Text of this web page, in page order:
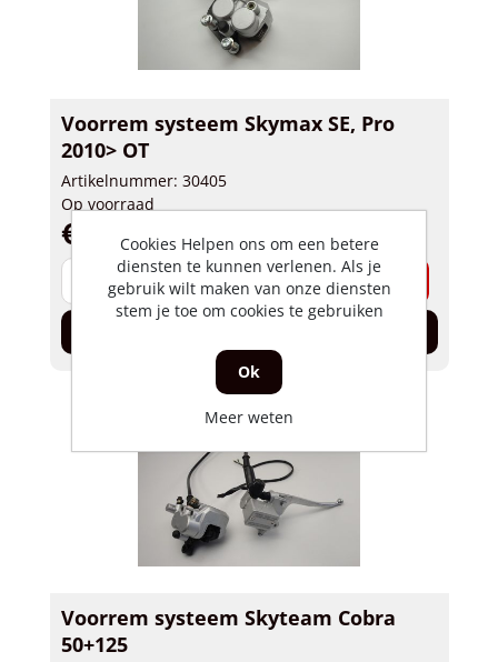
Voorrem systeem Skymax SE, Pro
2010> OT
Artikelnummer: 30405
Op voorraad
€ 148,02 incl. BTW
+
Voorrem systeem Skyteam Cobra
50+125
Cookies Helpen ons om een betere
diensten te kunnen verlenen. Als je
gebruik wilt maken van onze diensten
stem je toe om cookies te gebruiken
Ok
Meer weten